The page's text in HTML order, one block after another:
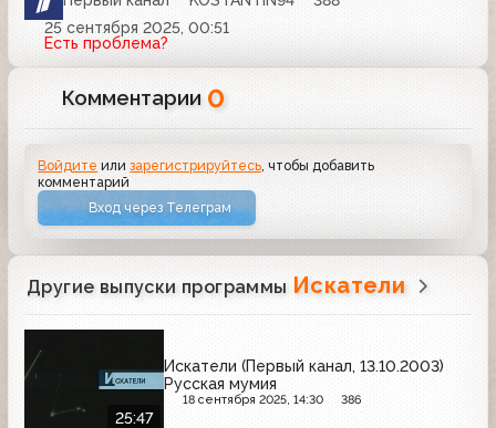
25 сентября 2025, 00:51
Есть проблема?
Комментарии 0
Войдите илизарегистрируйтесь , чтобы добавить
комментарий
Вход через Телеграм
Другие выпуски программы Искатели
25:47
Искатели (Первый канал, 13.10.2003)
Русская мумия
18 сентября 2025, 14:30 386